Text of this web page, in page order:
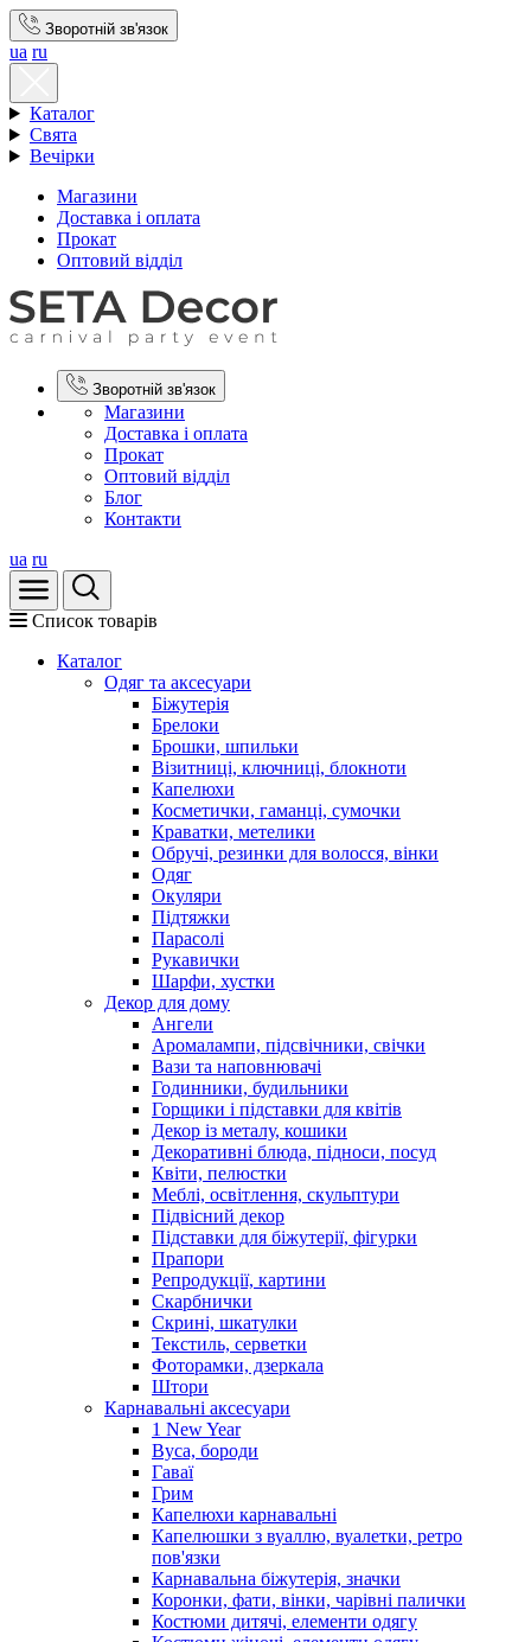
Зворотній зв'язок
ua ru
Каталог
Свята
Вечірки
Магазини
Доставка і оплата
Прокат
Оптовий відділ
Зворотній зв'язок
Магазини
Доставка і оплата
Прокат
Оптовий відділ
Блог
Контакти
ua ru
Список товарів
Каталог
Oдяг та аксесуари
Біжутерія
Брелоки
Брошки, шпильки
Візитниці, ключниці, блокноти
Капелюхи
Косметички, гаманці, сумочки
Краватки, метелики
Обручі, резинки для волосся, вінки
Одяг
Окуляри
Підтяжки
Парасолі
Рукавички
Шарфи, хустки
Декор для дому
Ангели
Аромалампи, підсвічники, свічки
Вази та наповнювачі
Годинники, будильники
Горщики і підставки для квітів
Декор із металу, кошики
Декоративні блюда, підноси, посуд
Квіти, пелюстки
Меблі, освітлення, скульптури
Підвісний декор
Підставки для біжутерії, фігурки
Прапори
Репродукції, картини
Скарбнички
Скрині, шкатулки
Текстиль, серветки
Фоторамки, дзеркала
Штори
Карнавальні аксесуари
1 New Year
Вуса, бороди
Гаваї
Грим
Капелюхи карнавальні
Капелюшки з вуаллю, вуалетки, ретро
пов'язки
Карнавальна біжутерія, значки
Коронки, фати, вінки, чарівні палички
Костюми дитячі, елементи одягу